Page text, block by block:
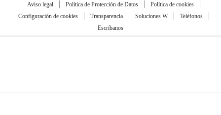
Aviso legal Política de Protección de Datos
Política de cookies
Configuración de cookies
Transparencia Soluciones W
Teléfonos
Escríbanos